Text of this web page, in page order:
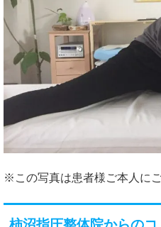
※この写真は患者様ご本人に